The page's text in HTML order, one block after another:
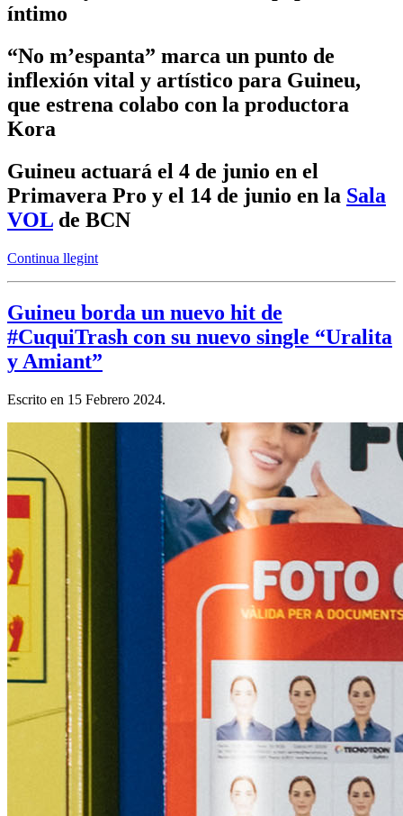
íntimo
“No m’espanta” marca un punto de
inflexión vital y artístico para Guineu,
que estrena colabo con la productora
Kora
Guineu actuará el 4 de junio en el
Primavera Pro y el 14 de junio en la Sala
VOL de BCN
Continua llegint
Guineu borda un nuevo hit de
#CuquiTrash con su nuevo single “Uralita
y Amiant”
Escrito en 15 Febrero 2024.